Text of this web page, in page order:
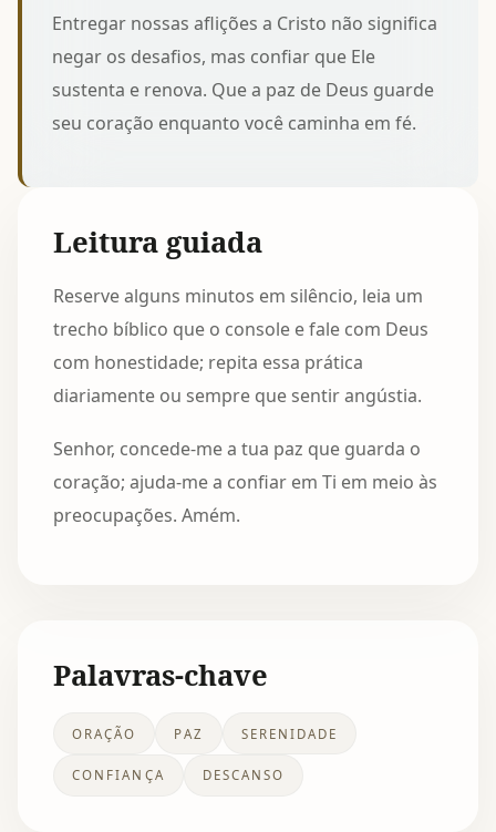
Entregar nossas aflições a Cristo não significa
negar os desafios, mas confiar que Ele
sustenta e renova. Que a paz de Deus guarde
seu coração enquanto você caminha em fé.
Leitura guiada
Reserve alguns minutos em silêncio, leia um
trecho bíblico que o console e fale com Deus
com honestidade; repita essa prática
diariamente ou sempre que sentir angústia.
Senhor, concede-me a tua paz que guarda o
coração; ajuda-me a confiar em Ti em meio às
preocupações. Amém.
Palavras-chave
ORAÇÃO PAZ SERENIDADE
CONFIANÇA DESCANSO